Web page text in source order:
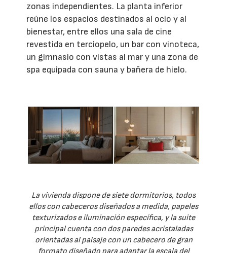
zonas independientes. La planta inferior
reúne los espacios destinados al ocio y al
bienestar, entre ellos una sala de cine
revestida en terciopelo, un bar con vinoteca,
un gimnasio con vistas al mar y una zona de
spa equipada con sauna y bañera de hielo.
La vivienda dispone de siete dormitorios, todos
ellos con cabeceros diseñados a medida, papeles
texturizados e iluminación específica, y la suite
principal cuenta con dos paredes acristaladas
orientadas al paisaje con un cabecero de gran